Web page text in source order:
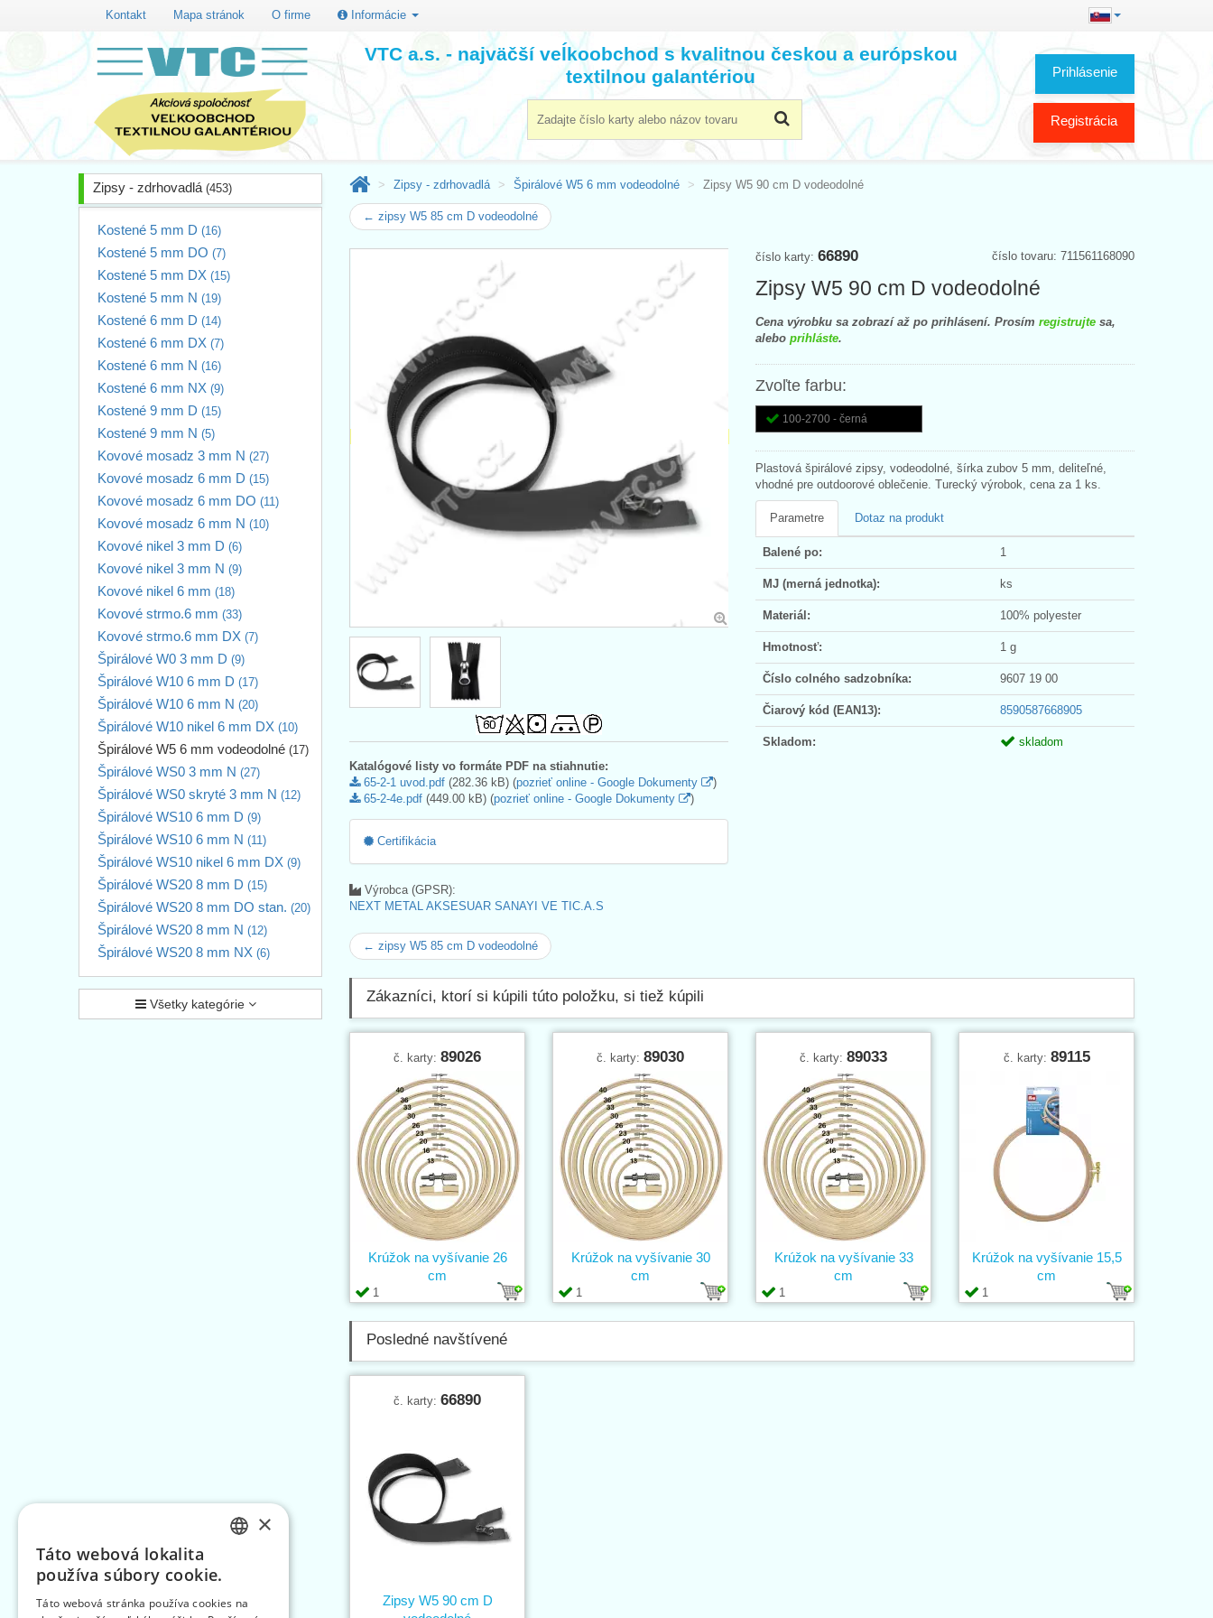
Kontakt Mapa stránok O firme Informácie
Prihlásenie
Registrácia
VTC a.s. - najväčší veĺkoobchod s kvalitnou českou a európskou
textilnou galantériou
Zipsy - zdrhovadlá (453)
Kostené 5 mm D (16)
Kostené 5 mm DO (7)
Kostené 5 mm DX (15)
Kostené 5 mm N (19)
Kostené 6 mm D (14)
Kostené 6 mm DX (7)
Kostené 6 mm N (16)
Kostené 6 mm NX (9)
Kostené 9 mm D (15)
Kostené 9 mm N (5)
Kovové mosadz 3 mm N (27)
Kovové mosadz 6 mm D (15)
Kovové mosadz 6 mm DO (11)
Kovové mosadz 6 mm N (10)
Kovové nikel 3 mm D (6)
Kovové nikel 3 mm N (9)
Kovové nikel 6 mm (18)
Kovové strmo.6 mm (33)
Kovové strmo.6 mm DX (7)
Špirálové W0 3 mm D (9)
Špirálové W10 6 mm D (17)
Špirálové W10 6 mm N (20)
Špirálové W10 nikel 6 mm DX (10)
Špirálové W5 6 mm vodeodolné (17)
Špirálové WS0 3 mm N (27)
Špirálové WS0 skryté 3 mm N (12)
Špirálové WS10 6 mm D (9)
Špirálové WS10 6 mm N (11)
Špirálové WS10 nikel 6 mm DX (9)
Špirálové WS20 8 mm D (15)
Špirálové WS20 8 mm DO stan. (20)
Špirálové WS20 8 mm N (12)
Špirálové WS20 8 mm NX (6)
Všetky kategórie
Zipsy - zdrhovadlá Špirálové W5 6 mm vodeodolné Zipsy W5 90 cm D vodeodolné
← zipsy W5 85 cm D vodeodolné
číslo tovaru: 711561168090
číslo karty: 66890
Zipsy W5 90 cm D vodeodolné
Cena výrobku sa zobrazí až po prihlásení. Prosím registrujte sa,
alebo prihláste.
Zvoľte farbu:
100-2700 - černá
Plastová špirálové zipsy, vodeodolné, šírka zubov 5 mm, deliteľné,
vhodné pre outdoorové oblečenie. Turecký výrobok, cena za 1 ks.
Parametre Dotaz na produkt
Balené po: 1
MJ (merná jednotka): ks
Materiál: 100% polyester
Hmotnosť: 1 g
Číslo colného sadzobníka: 9607 19 00
Čiarový kód (EAN13): 8590587668905
Skladom:
skladom
Katalógové listy vo formáte PDF na stiahnutie:
65-2-1 uvod.pdf (282.36 kB) (pozrieť online - Google Dokumenty
)
65-2-4e.pdf (449.00 kB) (pozrieť online - Google Dokumenty )
Certifikácia
Výrobca (GPSR):
NEXT METAL AKSESUAR SANAYI VE TIC.A.S
← zipsy W5 85 cm D vodeodolné
Zákazníci, ktorí si kúpili túto položku, si tiež kúpili
č. karty: 89026
1
Krúžok na vyšívanie 26
cm
č. karty: 89030
1
Krúžok na vyšívanie 30
cm
č. karty: 89033
1
Krúžok na vyšívanie 33
cm
č. karty: 89115
1
Krúžok na vyšívanie 15,5
cm
Posledné navštívené
č. karty: 66890
Zipsy W5 90 cm D
×
Táto webová lokalita
používa súbory cookie.
Táto webová stránka používa cookies na